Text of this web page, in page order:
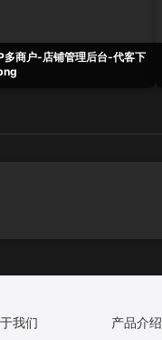
多商户-店铺管理后台-代客下
我们 产品介绍